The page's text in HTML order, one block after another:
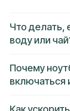
Что делать,
воду или
Почему
включаться